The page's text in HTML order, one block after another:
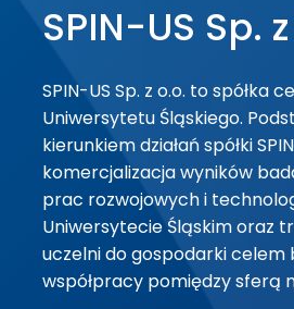
SPIN-US Sp.
SPIN-US Sp. z o.o. to spółka
Uniwersytetu Śląskiego.
kierunkiem działań spółki
komercjalizacja wyników
prac rozwojowych i
Uniwersytecie Śląskim oraz
uczelni do gospodarki celem
współpracy pomiędzy sferą